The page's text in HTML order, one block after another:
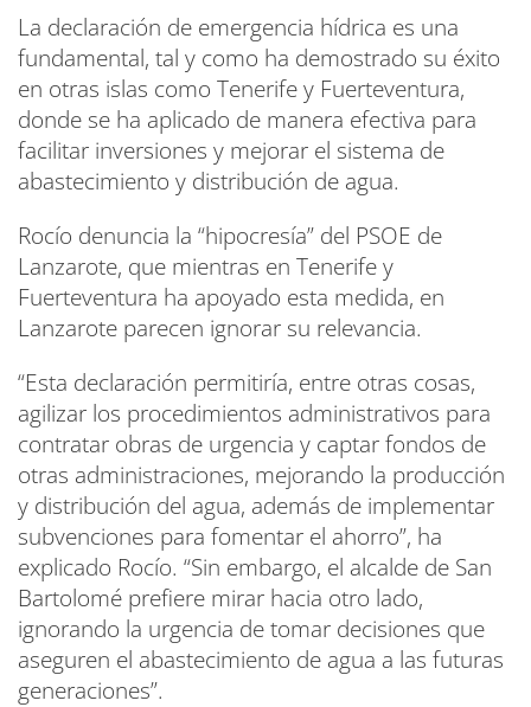
La declaración de emergencia hídrica es una
fundamental, tal y como ha demostrado su éxito
en otras islas como Tenerife y Fuerteventura,
donde se ha aplicado de manera efectiva para
facilitar inversiones y mejorar el sistema de
abastecimiento y distribución de agua.
Rocío denuncia la “hipocresía” del PSOE de
Lanzarote, que mientras en Tenerife y
Fuerteventura ha apoyado esta medida, en
Lanzarote parecen ignorar su relevancia.
“Esta declaración permitiría, entre otras cosas,
agilizar los procedimientos administrativos para
contratar obras de urgencia y captar fondos de
otras administraciones, mejorando la producción
y distribución del agua, además de implementar
subvenciones para fomentar el ahorro”, ha
explicado Rocío. “Sin embargo, el alcalde de San
Bartolomé prefiere mirar hacia otro lado,
ignorando la urgencia de tomar decisiones que
aseguren el abastecimiento de agua a las futuras
generaciones”.